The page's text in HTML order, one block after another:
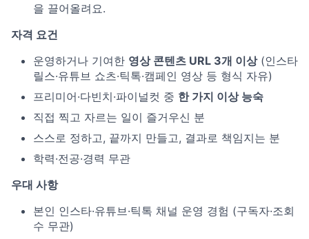
을 끌어올려요.
자격 요건
운영하거나 기여한 영상 콘텐츠 URL 3개 이상(인스타
릴스·유튜브 쇼츠·틱톡·캠페인 영상 등 형식 자유)
프리미어·다빈치·파이널컷 중 한 가지 이상 능숙
직접 찍고 자르는 일이 즐거우신 분
스스로 정하고, 끝까지 만들고, 결과로 책임지는 분
학력·전공·경력 무관
우대 사항
본인 인스타·유튜브·틱톡 채널 운영 경험 (구독자·조회
수 무관)